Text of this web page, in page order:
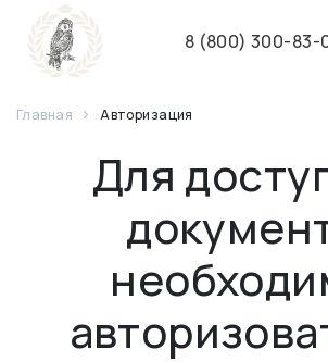
8 (800) 300-83-
Главная Авторизация
Для